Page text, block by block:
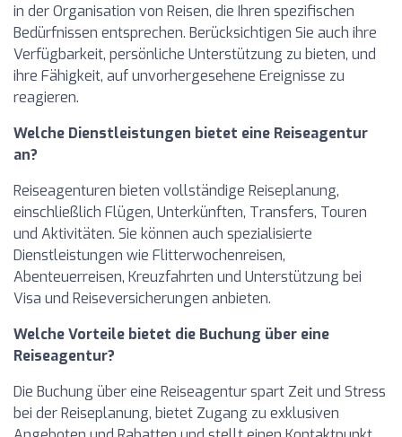
in der Organisation von Reisen, die Ihren spezifischen
Bedürfnissen entsprechen. Berücksichtigen Sie auch ihre
Verfügbarkeit, persönliche Unterstützung zu bieten, und
ihre Fähigkeit, auf unvorhergesehene Ereignisse zu
reagieren.
Welche Dienstleistungen bietet eine Reiseagentur
an?
Reiseagenturen bieten vollständige Reiseplanung,
einschließlich Flügen, Unterkünften, Transfers, Touren
und Aktivitäten. Sie können auch spezialisierte
Dienstleistungen wie Flitterwochenreisen,
Abenteuerreisen, Kreuzfahrten und Unterstützung bei
Visa und Reiseversicherungen anbieten.
Welche Vorteile bietet die Buchung über eine
Reiseagentur?
Die Buchung über eine Reiseagentur spart Zeit und Stress
bei der Reiseplanung, bietet Zugang zu exklusiven